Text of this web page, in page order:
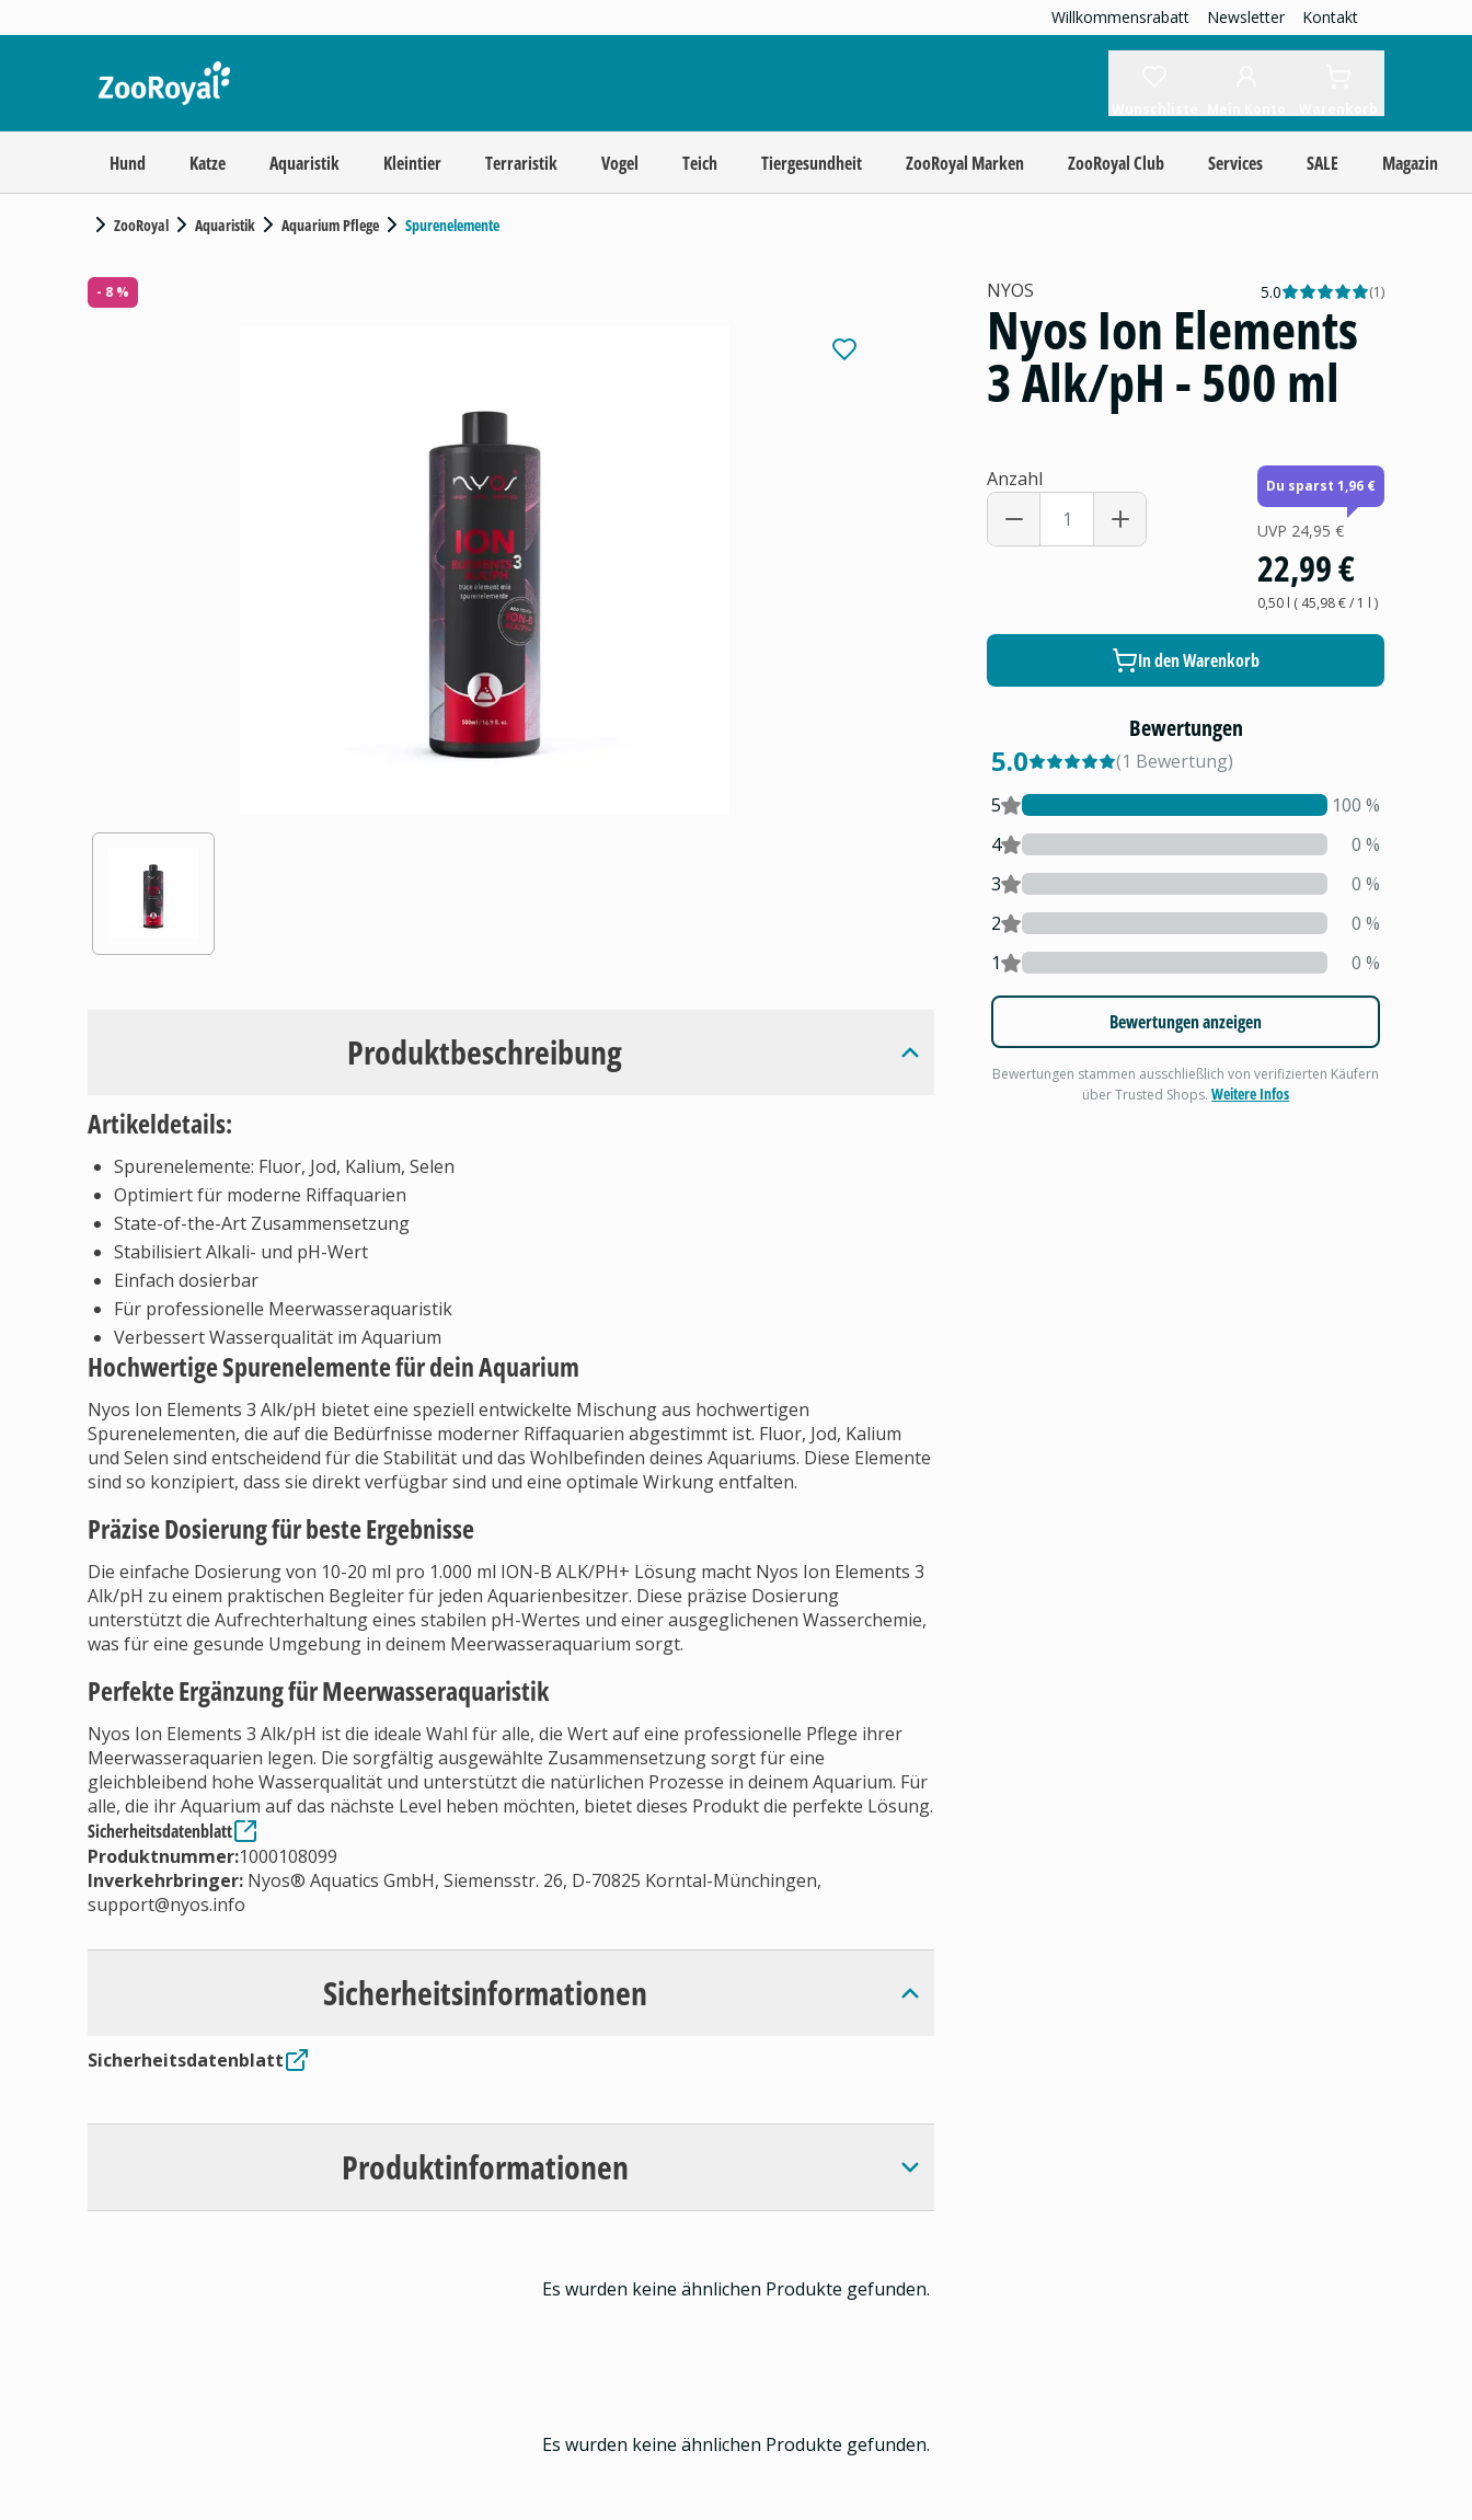
Willkommensrabatt Newsletter Kontakt
Hund Katze Aquaristik Kleintier Terraristik Vogel Teich Tiergesundheit ZooRoyal Marken ZooRoyal Club Services SALE Magazin
ZooRoyal Aquaristik Aquarium Pflege Spurenelemente
- 8 %
Produktbeschreibung
Artikeldetails:
Spurenelemente: Fluor, Jod, Kalium, Selen
Optimiert für moderne Riffaquarien
State-of-the-Art Zusammensetzung
Stabilisiert Alkali- und pH-Wert
Einfach dosierbar
Für professionelle Meerwasseraquaristik
Verbessert Wasserqualität im Aquarium
Hochwertige Spurenelemente für dein Aquarium
Nyos Ion Elements 3 Alk/pH bietet eine speziell entwickelte Mischung aus hochwertigen
Spurenelementen, die auf die Bedürfnisse moderner Riffaquarien abgestimmt ist. Fluor, Jod, Kalium
und Selen sind entscheidend für die Stabilität und das Wohlbefinden deines Aquariums. Diese Elemente
sind so konzipiert, dass sie direkt verfügbar sind und eine optimale Wirkung entfalten.
Präzise Dosierung für beste Ergebnisse
Die einfache Dosierung von 10-20 ml pro 1.000 ml ION-B ALK/PH+ Lösung macht Nyos Ion Elements 3
Alk/pH zu einem praktischen Begleiter für jeden Aquarienbesitzer. Diese präzise Dosierung
unterstützt die Aufrechterhaltung eines stabilen pH-Wertes und einer ausgeglichenen Wasserchemie,
was für eine gesunde Umgebung in deinem Meerwasseraquarium sorgt.
Perfekte Ergänzung für Meerwasseraquaristik
Nyos Ion Elements 3 Alk/pH ist die ideale Wahl für alle, die Wert auf eine professionelle Pflege ihrer
Meerwasseraquarien legen. Die sorgfältig ausgewählte Zusammensetzung sorgt für eine
gleichbleibend hohe Wasserqualität und unterstützt die natürlichen Prozesse in deinem Aquarium. Für
alle, die ihr Aquarium auf das nächste Level heben möchten, bietet dieses Produkt die perfekte Lösung.
Sicherheitsdatenblatt
Produktnummer:1000108099
Inverkehrbringer: Nyos® Aquatics GmbH, Siemensstr. 26, D-70825 Korntal-Münchingen,
support@nyos.info
Sicherheitsinformationen
Sicherheitsdatenblatt
Produktinformationen
NYOS 5.0 (1)
Nyos Ion Elements
3 Alk/pH - 500 ml
Anzahl Du sparst 1,96 €
UVP 24,95 €
22,99 €
0,50 l ( 45,98 €/ 1 l )
In den Warenkorb
Bewertungen
5.0 (1 Bewertung)
5
100 %
4
0 %
3
0 %
2
0 %
1
0 %
Bewertungen anzeigen
Bewertungen stammen ausschließlich von verifizierten Käufern
über Trusted Shops.Weitere Infos
Es wurden keine ähnlichen Produkte gefunden.
Es wurden keine ähnlichen Produkte gefunden.